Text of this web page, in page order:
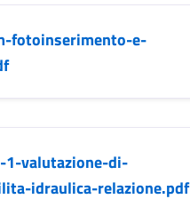
fotoinserimento-e-
1-valutazione-di-
idraulica-relazione.pdf